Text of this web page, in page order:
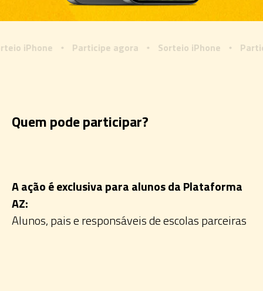
Participe agora Sorteio iPhone Participe
Quem pode participar?
A ação é exclusiva para alunos da Plataforma
AZ:
Alunos, pais e responsáveis de escolas parceiras